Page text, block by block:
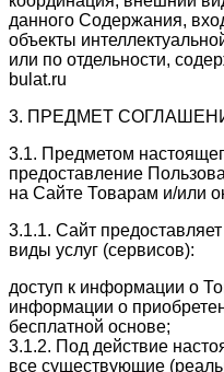
данного Содержания,
объекты
или по отдельности,
bulat.ru
3. ПРЕДМЕТ
3.1. Предметом
предоставление
на Сайте Товарам и/или
3.1.1. Сайт
виды услуг (сервисов):
доступ к информации о
информации о
бесплатной основе;
3.1.2. Под действие
все существующие